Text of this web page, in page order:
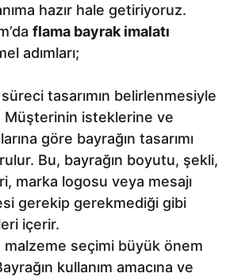
hazır hale getiriyoruz.
flama bayrak imalatı
adımları;
tasarımın belirlenmesiyle
Müşterinin isteklerine ve
göre bayrağın tasarımı
Bu, bayrağın boyutu, şekli,
marka logosu veya mesajı
gerekip gerekmediği gibi
içerir.
malzeme seçimi büyük önem
kullanım amacına ve